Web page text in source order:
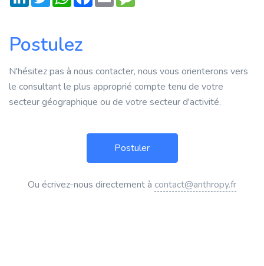
Postulez
N'hésitez pas à nous contacter, nous vous orienterons vers
le consultant le plus approprié compte tenu de votre
secteur géographique ou de votre secteur d'activité.
Ou écrivez-nous directement à contact@anthropy.fr